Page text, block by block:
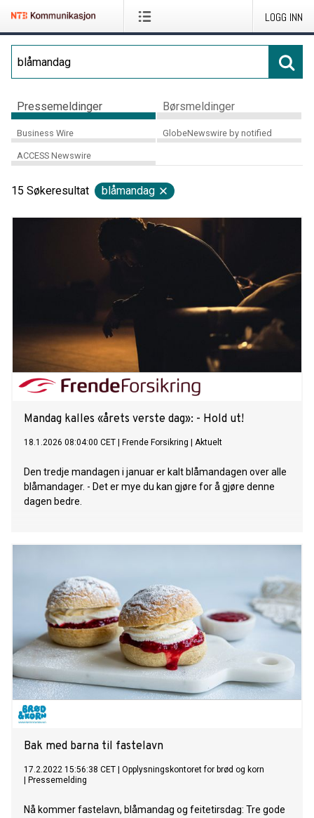
LOGG INN
Pressemeldinger Børsmeldinger
Business Wire GlobeNewswire by notified
ACCESS Newswire
15 Søkeresultat blåmandag
Mandag kalles «årets verste dag»: - Hold ut!
18.1.2026 08:04:00 CET Frende Forsikring Aktuelt
Den tredje mandagen i januar er kalt blåmandagen over alle
blåmandager. - Det er mye du kan gjøre for å gjøre denne
dagen bedre.
Bak med barna til fastelavn
17.2.2022 15:56:38 CET
Opplysningskontoret for brød og korn
Pressemelding
Nå kommer fastelavn, blåmandag og feitetirsdag: Tre gode